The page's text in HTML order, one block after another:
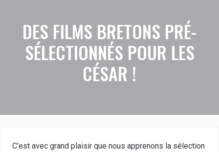
DES FILMS BRETONS PRÉ-
SÉLECTIONNÉS POUR LES
CÉSAR !
C’est avec grand plaisir que nous apprenons la sélection